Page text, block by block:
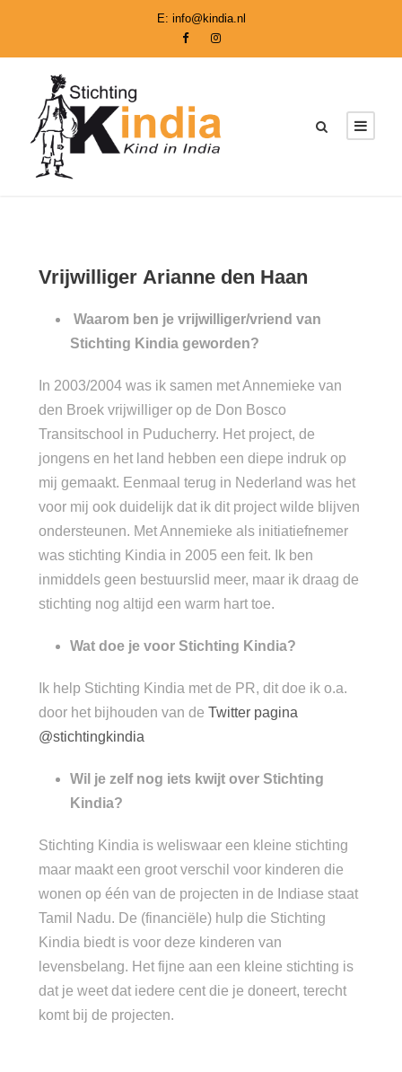
E: info@kindia.nl
Vrijwilliger Arianne den Haan
Waarom ben je vrijwilliger/vriend van
Stichting Kindia geworden?
In 2003/2004 was ik samen met Annemieke van
den Broek vrijwilliger op de Don Bosco
Transitschool in Puducherry. Het project, de
jongens en het land hebben een diepe indruk op
mij gemaakt. Eenmaal terug in Nederland was het
voor mij ook duidelijk dat ik dit project wilde blijven
ondersteunen. Met Annemieke als initiatiefnemer
was stichting Kindia in 2005 een feit. Ik ben
inmiddels geen bestuurslid meer, maar ik draag de
stichting nog altijd een warm hart toe.
Wat doe je voor Stichting Kindia?
Ik help Stichting Kindia met de PR, dit doe ik o.a.
door het bijhouden van de Twitter pagina
@stichtingkindia
Wil je zelf nog iets kwijt over Stichting
Kindia?
Stichting Kindia is weliswaar een kleine stichting
maar maakt een groot verschil voor kinderen die
wonen op één van de projecten in de Indiase staat
Tamil Nadu. De (financiële) hulp die Stichting
Kindia biedt is voor deze kinderen van
levensbelang. Het fijne aan een kleine stichting is
dat je weet dat iedere cent die je doneert, terecht
komt bij de projecten.